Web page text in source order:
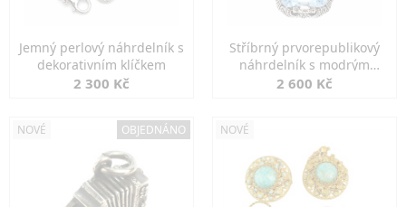
Jemný perlový náhrdelník s
dekorativním klíčkem
2 300 Kč
Stříbrný prvorepublikový
náhrdelník s modrým
spinelem
2 600 Kč
NOVÉ OBJEDNÁNO NOVÉ